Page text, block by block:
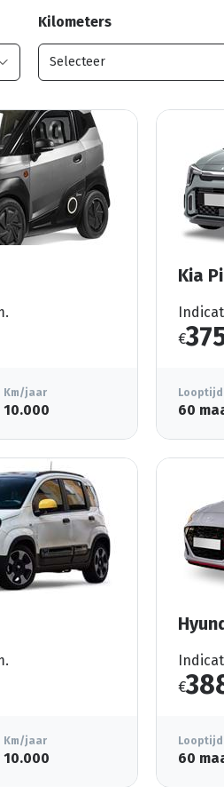
Kilometers
Km/jaar
10.000
Kia
€
Looptijd
60
Km/jaar
10.000
€
Looptijd
60